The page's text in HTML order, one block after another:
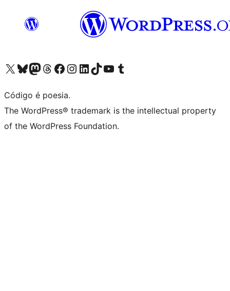
Visite a nossa conta X (antigo Twitter)
Visit our Bluesky account
Visit our Mastodon account
Visit our Threads account
Visite a nossa página do Facebook
Visite a nossa conta no Instagram
Visite a nossa conta no LinkedIn
Visit our TikTok account
Visit our YouTube channel
Visit our Tumblr account
Código é poesia.
The WordPress® trademark is the intellectual property
of the WordPress Foundation.